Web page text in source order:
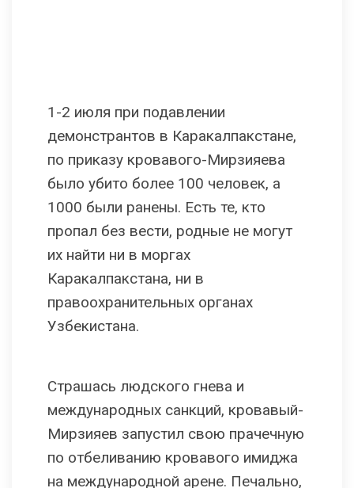
1-2 июля при подавлении
демонстрантов в Каракалпакстане,
по приказу кровавого-Мирзияева
было убито более 100 человек, а
1000 были ранены. Есть те, кто
пропал без вести, родные не могут
их найти ни в моргах
Каракалпакстана, ни в
правоохранительных органах
Узбекистана.
Страшась людского гнева и
международных санкций, кровавый-
Мирзияев запустил свою прачечную
по отбеливанию кровавого имиджа
на международной арене. Печально,